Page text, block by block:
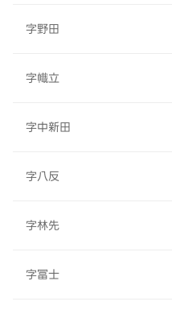
字野田
字幟立
字中新田
字八反
字林先
字冨士